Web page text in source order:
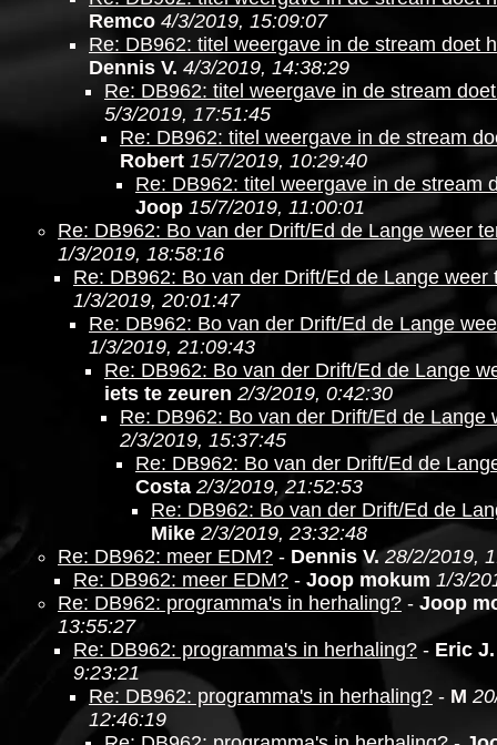
Remco 4/3/2019, 15:09:07
Re: DB962: titel weergave in de stream doet
Dennis V. 4/3/2019, 14:38:29
Re: DB962: titel weergave in de stream
5/3/2019, 17:51:45
Re: DB962: titel weergave in de stream
Robert 15/7/2019, 10:29:40
Re: DB962: titel weergave in de stream
Joop 15/7/2019, 11:00:01
Re: DB962: Bo van der Drift/Ed de Lange weer
1/3/2019, 18:58:16
Re: DB962: Bo van der Drift/Ed de Lange weer
1/3/2019, 20:01:47
Re: DB962: Bo van der Drift/Ed de Lange
1/3/2019, 21:09:43
Re: DB962: Bo van der Drift/Ed de Lange
iets te zeuren 2/3/2019, 0:42:30
Re: DB962: Bo van der Drift/Ed de Lange
2/3/2019, 15:37:45
Re: DB962: Bo van der Drift/Ed de
Costa 2/3/2019, 21:52:53
Re: DB962: Bo van der Drift/Ed de
Mike 2/3/2019, 23:32:48
Re: DB962: meer EDM? - Dennis V. 28/2/2019,
Re: DB962: meer EDM? - Joop mokum 1/3/
Re: DB962: programma's in herhaling? - Joop
13:55:27
Re: DB962: programma's in herhaling? - Eric J.
9:23:21
Re: DB962: programma's in herhaling? - M
12:46:19